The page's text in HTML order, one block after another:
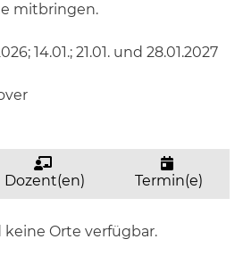
mitbringen.
14.01.; 21.01. und 28.01.2027
Dozent(en) Termin(e)
keine Orte verfügbar.